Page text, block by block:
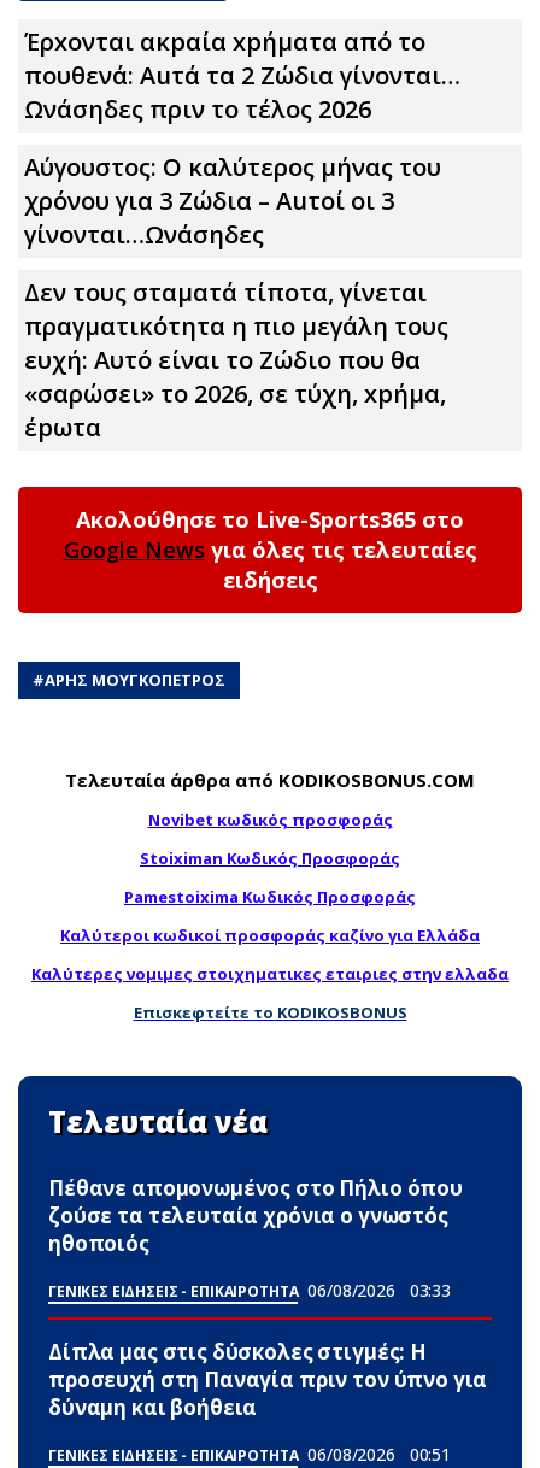
Έρxoνται ακpαία xpήματα από το
πουθενά: Αuτά τα 2 Zώδια γίνονται…
Ωνάσηδες πριν το τέλος 2026
Αύγουστος: Ο καλύτερος μήνας του
χρόνου για 3 Zώδια – Αuτοί οι 3
γίνονται…Ωνάσηδες
Δεν τους σταματά τίποτα, γίνεται
πραγματικότητα η πιο μεγάλη τους
ευχή: Αυτό είναι το Zώδιο που θα
«σαρώσει» το 2026, σε τύχη, xpήμα,
έpωτα
Ακολούθησε το Live-Sports365 στο
Google News για όλες τις τελευταίες
ειδήσεις
#ΑΡΗΣ ΜΟΥΓΚΟΠΕΤΡΟΣ
Τελευταία άρθρα από KODIKOSBONUS.COM
Novibet κωδικός προσφοράς
Stoiximan Κωδικός Προσφοράς
Pamestoixima Κωδικός Προσφοράς
Καλύτεροι κωδικοί προσφοράς καζίνο για Ελλάδα
Καλύτερες νομιμες στοιχηματικες εταιριες στην ελλαδα
Επισκεφτείτε το KODIKOSBONUS
Τελευταία νέα
Πέθανε απομονωμένος στο Πήλιο όπου
ζούσε τα τελευταία χρόνια ο γνωστός
ηθοποιός
ΓΕΝΙΚΕΣ ΕΙΔΗΣΕΙΣ - ΕΠΙΚΑΙΡΟΤΗΤΑ 06/08/2026 03:33
Δίπλα μας στις δύσκολες στιγμές: Η
προσευχή στη Παναγία πριν τον ύπνο για
δύναμη και βοήθεια
ΓΕΝΙΚΕΣ ΕΙΔΗΣΕΙΣ - ΕΠΙΚΑΙΡΟΤΗΤΑ 06/08/2026 00:51